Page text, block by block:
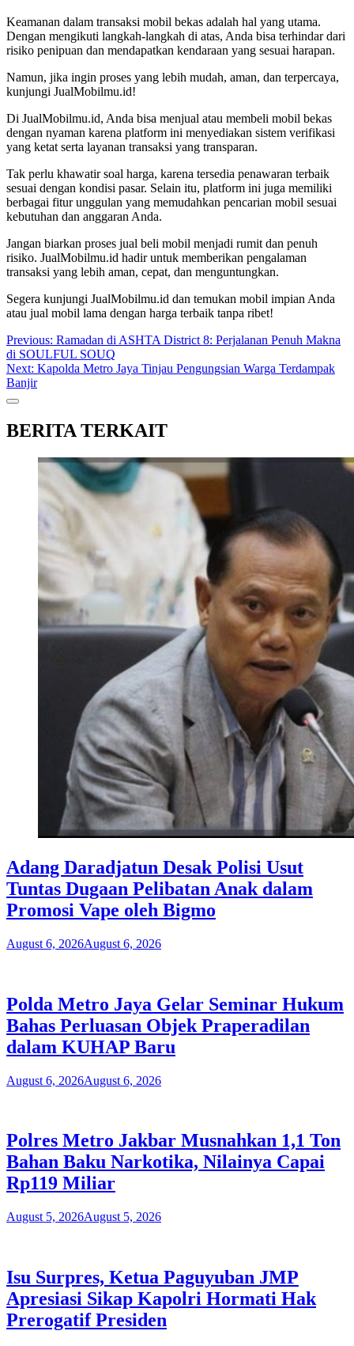
Keamanan dalam transaksi mobil bekas adalah hal yang utama.
Dengan mengikuti langkah-langkah di atas, Anda bisa terhindar dari
risiko penipuan dan mendapatkan kendaraan yang sesuai harapan.
Namun, jika ingin proses yang lebih mudah, aman, dan terpercaya,
kunjungi JualMobilmu.id!
Di JualMobilmu.id, Anda bisa menjual atau membeli mobil bekas
dengan nyaman karena platform ini menyediakan sistem verifikasi
yang ketat serta layanan transaksi yang transparan.
Tak perlu khawatir soal harga, karena tersedia penawaran terbaik
sesuai dengan kondisi pasar. Selain itu, platform ini juga memiliki
berbagai fitur unggulan yang memudahkan pencarian mobil sesuai
kebutuhan dan anggaran Anda.
Jangan biarkan proses jual beli mobil menjadi rumit dan penuh
risiko. JualMobilmu.id hadir untuk memberikan pengalaman
transaksi yang lebih aman, cepat, dan menguntungkan.
Segera kunjungi JualMobilmu.id dan temukan mobil impian Anda
atau jual mobil lama dengan harga terbaik tanpa ribet!
Post
navigation
Previous: Ramadan di ASHTA District 8: Perjalanan Penuh Makna
di SOULFUL SOUQ
Next: Kapolda Metro Jaya Tinjau Pengungsian Warga Terdampak
Banjir
BERITA TERKAIT
Adang Daradjatun Desak Polisi Usut
Tuntas Dugaan Pelibatan Anak dalam
Promosi Vape oleh Bigmo
August 6, 2026August 6, 2026
Polda Metro Jaya Gelar Seminar Hukum
Bahas Perluasan Objek Praperadilan
dalam KUHAP Baru
August 6, 2026August 6, 2026
Polres Metro Jakbar Musnahkan 1,1 Ton
Bahan Baku Narkotika, Nilainya Capai
Rp119 Miliar
August 5, 2026August 5, 2026
Isu Surpres, Ketua Paguyuban JMP
Apresiasi Sikap Kapolri Hormati Hak
Prerogatif Presiden